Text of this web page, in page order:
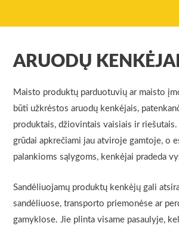
ARUODŲ KENKĖJAI
Maisto produktų parduotuvių ar maisto
būti užkrėstos aruodų kenkėjais,
produktais, džiovintais vaisiais ir riešutais.
grūdai apkrečiami jau atviroje gamtoje, o
palankioms sąlygoms, kenkėjai pradeda
Sandėliuojamų produktų kenkėjų gali
sandėliuose, transporto priemonėse ar
gamyklose. Jie plinta visame pasaulyje,